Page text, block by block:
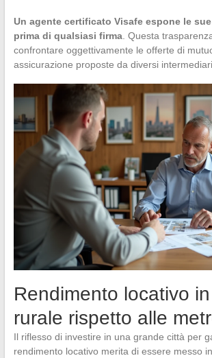
Un agente certificato Visafe espone le
prima di qualsiasi firma. Questa
confrontare oggettivamente le offerte di
assicurazione proposte da diversi intermediari.
Rendimento locativo
rurale rispetto alle
Il riflesso di investire in una grande città per
rendimento locativo merita di essere messo